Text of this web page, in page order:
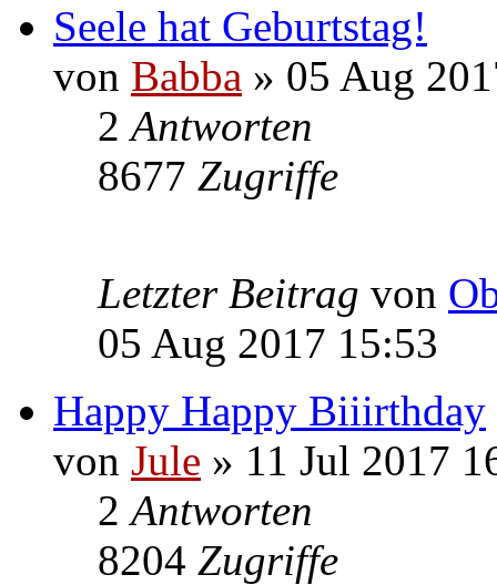
Seele hat Geburtstag!
von Babba » 05 Aug
2Antworten
8677 Zugriffe
Letzter Beitrag von
05 Aug 2017 15:53
Happy Happy Biiirthday
von Jule » 11 Jul 2017
2Antworten
8204 Zugriffe